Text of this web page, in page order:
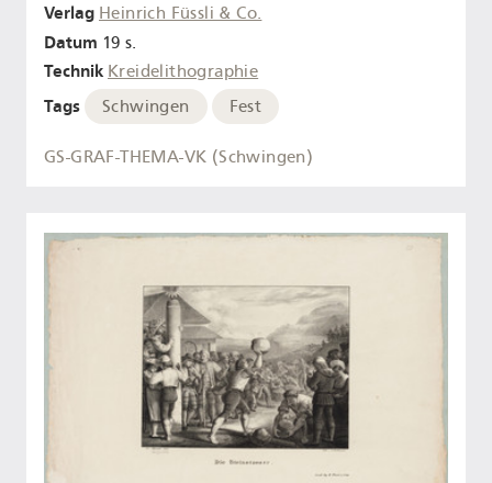
Verlag Heinrich Füssli & Co.
Datum 19 s.
Technik Kreidelithographie
Tags Schwingen Fest
GS-GRAF-THEMA-VK (Schwingen)